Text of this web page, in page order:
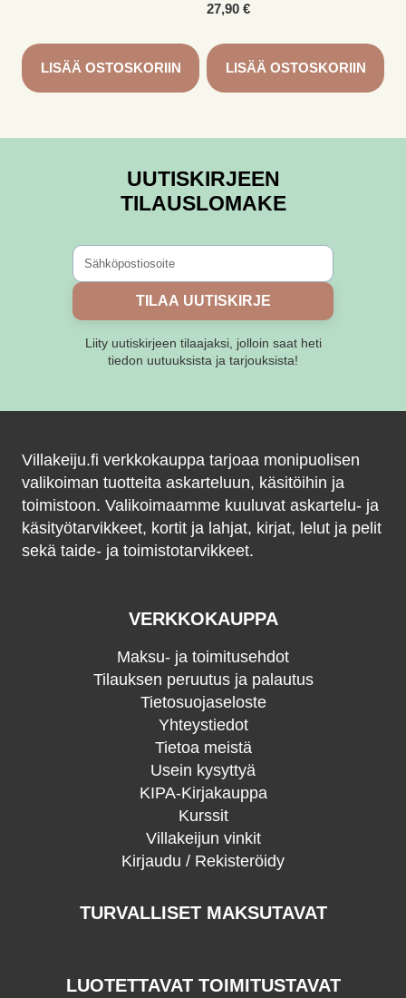
LISÄÄ OSTOSKORIIN
27,90 €
LISÄÄ OSTOSKORIIN
UUTISKIRJEEN
TILAUSLOMAKE
TILAA UUTISKIRJE
Liity uutiskirjeen tilaajaksi, jolloin saat heti
tiedon uutuuksista ja tarjouksista!
Villakeiju.fi verkkokauppa tarjoaa monipuolisen
valikoiman tuotteita askarteluun, käsitöihin ja
toimistoon. Valikoimaamme kuuluvat askartelu- ja
käsityötarvikkeet, kortit ja lahjat, kirjat, lelut ja pelit
sekä taide- ja toimistotarvikkeet.
VERKKOKAUPPA
Maksu- ja toimitusehdot
Tilauksen peruutus ja palautus
Tietosuojaseloste
Yhteystiedot
Tietoa meistä
Usein kysyttyä
KIPA-Kirjakauppa
Kurssit
Villakeijun vinkit
Kirjaudu / Rekisteröidy
TURVALLISET MAKSUTAVAT
LUOTETTAVAT TOIMITUSTAVAT